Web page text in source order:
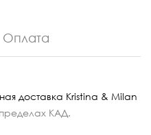
Оплата
доставка Kristina & Milan
КАД.